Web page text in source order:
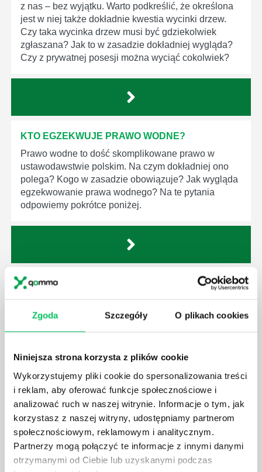
Zgoda Szczegóły O plikach cookies
Niniejsza strona korzysta z plików cookie
Wykorzystujemy pliki cookie do spersonalizowania treści
i reklam, aby oferować funkcje społecznościowe i
analizować ruch w naszej witrynie. Informacje o tym, jak
korzystasz z naszej witryny, udostępniamy partnerom
społecznościowym, reklamowym i analitycznym.
Partnerzy mogą połączyć te informacje z innymi danymi
otrzymanymi od Ciebie lub uzyskanymi podczas
z nas – bez wyjątku. Warto podkreślić, że określona
jest w niej także dokładnie kwestia wycinki drzew.
Czy taka wycinka drzew musi być gdziekolwiek
zgłaszana? Jak to w zasadzie dokładniej wygląda?
Czy z prywatnej posesji można wyciąć cokolwiek?
KTO EGZEKWUJE PRAWO WODNE?
Prawo wodne to dość skomplikowane prawo w
ustawodawstwie polskim. Na czym dokładniej ono
polega? Kogo w zasadzie obowiązuje? Jak wygląda
egzekwowanie prawa wodnego? Na te pytania
odpowiemy pokrótce poniżej.
GDZIE MOŻEMY ZAPOZNAĆ SIĘ Z
które mają za zadanie poprawić poszczególne
dziedziny gospodarki. Dzięki nim wszystkie firmy
będą zobowiązane przestrzegać zasad, których
wprowadzenie dąży do ujednolicenia jakości
produktów, które trafiają do klientów.